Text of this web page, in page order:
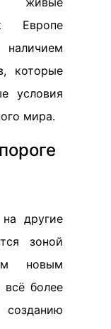
Европе
которые
условия
мира.
другие
зоной
новым
всё более